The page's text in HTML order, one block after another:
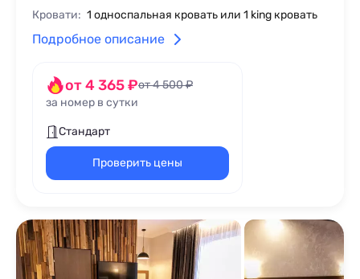
Кровати: 1 односпальная кровать или 1 king кровать
Подробное описание
от 4 365 ₽от 4 500 ₽
за номер в сутки
Стандарт
Проверить цены